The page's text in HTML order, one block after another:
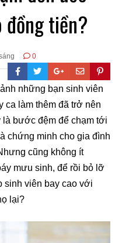
đồng tiền?
0
những bạn sinh viên
ca làm thêm đã trở nên
bước đệm để chạm tới
chứng minh cho gia đình
cũng không ít
mưu sinh, để rồi bỏ lỡ
sinh viên bay cao với
lại?